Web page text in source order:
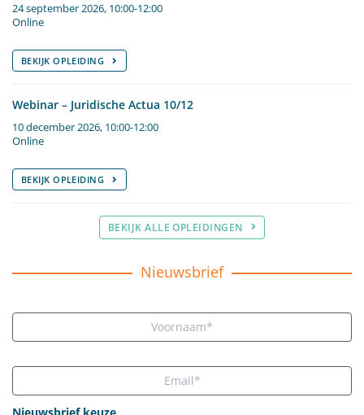
24 september 2026, 10:00-12:00
Online
BEKIJK OPLEIDING
Webinar – Juridische Actua 10/12
10 december 2026, 10:00-12:00
Online
BEKIJK OPLEIDING
BEKIJK ALLE OPLEIDINGEN
Nieuwsbrief
Nieuwsbrief keuze